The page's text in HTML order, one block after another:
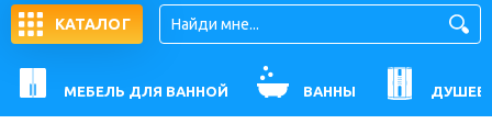
КАТАЛОГ
МЕБЕЛЬ ДЛЯ ВАННОЙ ВАННЫ